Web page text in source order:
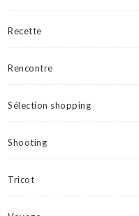
Recette
Rencontre
Sélection shopping
Shooting
Tricot